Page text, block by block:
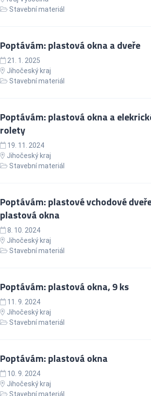
Stavební materiál
Poptávám: plastová okna a dveře
21. 1. 2025
Jihočeský kraj
Stavební materiál
Poptávám: plastová okna a
rolety
19. 11. 2024
Jihočeský kraj
Stavební materiál
Poptávám: plastové vchodové
plastová okna
8. 10. 2024
Jihočeský kraj
Stavební materiál
Poptávám: plastová okna, 9 ks
11. 9. 2024
Jihočeský kraj
Stavební materiál
Poptávám: plastová okna
10. 9. 2024
Jihočeský kraj
Stavební materiál